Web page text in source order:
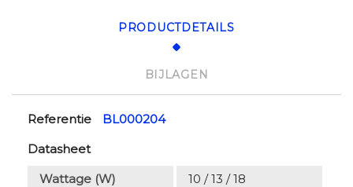
PRODUCTDETAILS
BIJLAGEN
Referentie
BL000204
Datasheet
Wattage (W)
10 / 13 / 18